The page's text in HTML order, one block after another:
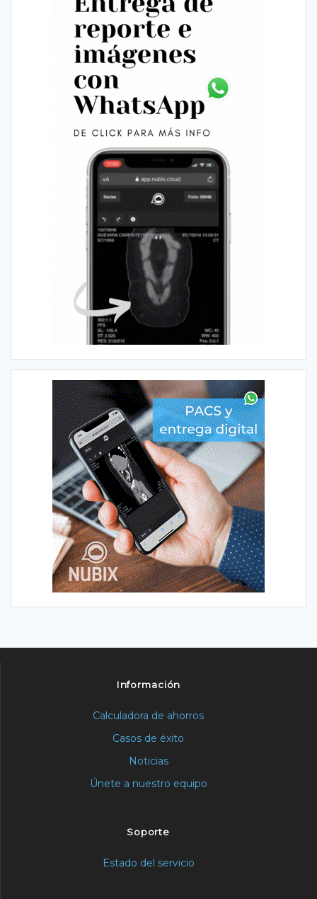
Información
Calculadora de ahorros
Casos de éxito
Noticias
Únete a nuestro equipo
Soporte
Estado del servicio